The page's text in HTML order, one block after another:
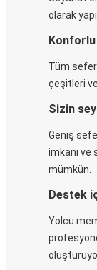
olarak
Tüm
çeşitleri
Sizin
Geniş
imkanı ve
mümkün.
Destek
Yolcu